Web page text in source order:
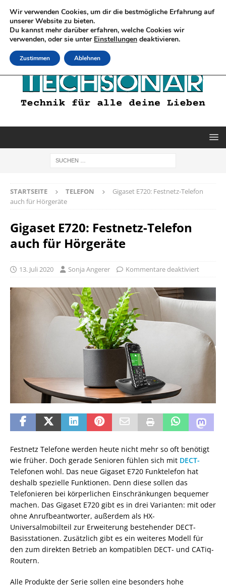
STARTSEITE TELEFON
Gigaset E720: Festnetz-Telefon
auch für Hörgeräte
Gigaset E720: Festnetz-Telefon
auch für Hörgeräte
13. Juli 2020 Sonja Angerer Kommentare deaktiviert
Festnetz Telefone werden heute nicht mehr so oft benötigt
wie früher. Doch gerade Senioren fühlen sich mit DECT-
Telefonen wohl. Das neue Gigaset E720 Funktelefon hat
deshalb spezielle Funktionen. Denn diese sollen das
Telefonieren bei körperlichen Einschränkungen bequemer
machen. Das Gigaset E720 gibt es in drei Varianten: mit oder
ohne Anrufbeantworter, außerdem als HX-
Universalmobilteil zur Erweiterung bestehender DECT-
Basisstationen. Zusätzlich gibt es ein weiteres Modell für
den zum direkten Betrieb an kompatiblen DECT- und CATiq-
Routern.
Alle Produkte der Serie sollen eine besonders hohe
Wir verwenden Cookies, um dir die bestmögliche Erfahrung auf
unserer Website zu bieten.
Du kannst mehr darüber erfahren, welche Cookies wir
verwenden, oder sie unter Einstellungen deaktivieren.
Zustimmen Ablehnen